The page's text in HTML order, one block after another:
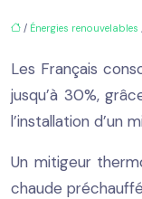
/ Énergies renouvelables
Les Français
jusqu’à 30%,
l’installation d’un
Un mitigeur
chaude